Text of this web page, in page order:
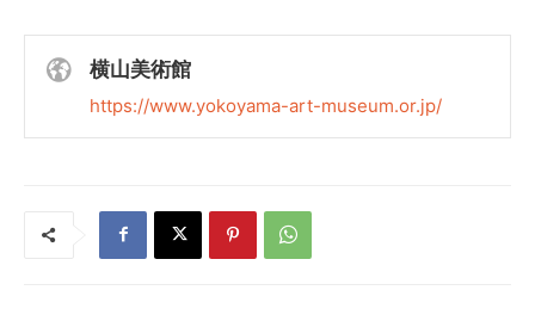
横山美術館
https://www.yokoyama-art-museum.or.jp/